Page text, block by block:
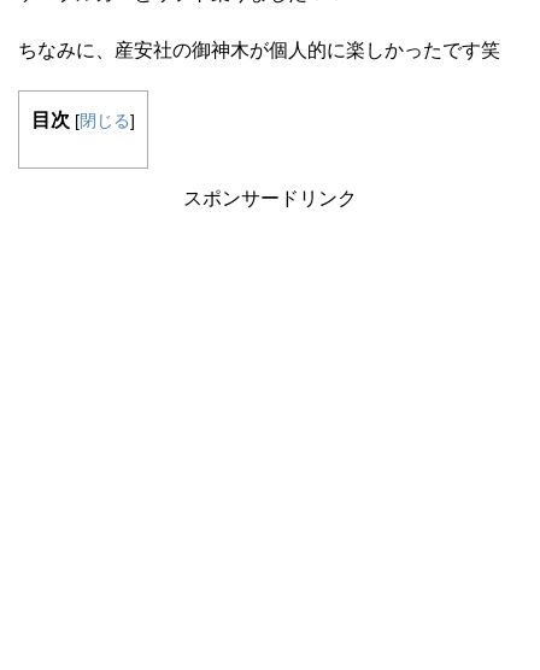
ちなみに、産安社の御神木が個人的に楽しかったです笑
目次 [閉じる]
スポンサードリンク